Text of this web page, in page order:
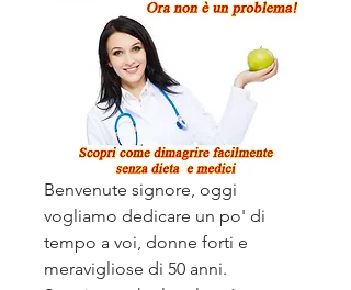
Benvenute signore, oggi
vogliamo dedicare un po' di
tempo a voi, donne forti e
meravigliose di 50 anni.